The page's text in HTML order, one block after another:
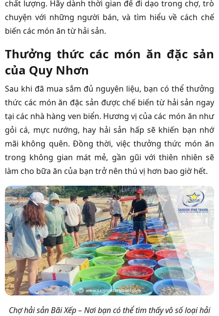
chất lượng. Hãy dành thời gian để đi dạo trong chợ, trò
chuyện với những người bán, và tìm hiểu về cách chế
biến các món ăn từ hải sản.
Thưởng thức các món ăn đặc sản
của Quy Nhơn
Sau khi đã mua sắm đủ nguyên liệu, bạn có thể thưởng
thức các món ăn đặc sản được chế biến từ hải sản ngay
tại các nhà hàng ven biển. Hương vị của các món ăn như
gỏi cá, mực nướng, hay hải sản hấp sẽ khiến bạn nhớ
mãi không quên. Đồng thời, việc thưởng thức món ăn
trong không gian mát mẻ, gần gũi với thiên nhiên sẽ
làm cho bữa ăn của bạn trở nên thú vị hơn bao giờ hết.
Chợ hải sản Bãi Xếp – Nơi bạn có thể tìm thấy vô số loại hải